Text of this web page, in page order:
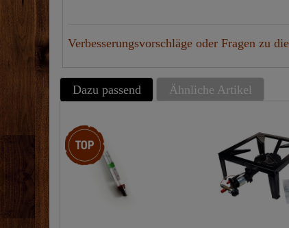
Verbesserungsvorschläge oder Fragen zu
Dazu passend Ähnliche Artikel
Top-Artikel